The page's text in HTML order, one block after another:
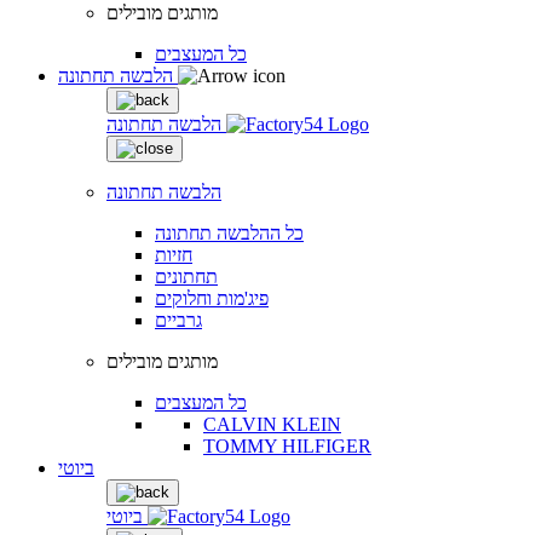
מותגים מובילים
כל המעצבים
הלבשה תחתונה
הלבשה תחתונה
כל ההלבשה תחתונה
חזיות
תחתונים
פיג'מות וחלוקים
גרביים
מותגים מובילים
כל המעצבים
CALVIN KLEIN
TOMMY HILFIGER
ביוטי
ביוטי